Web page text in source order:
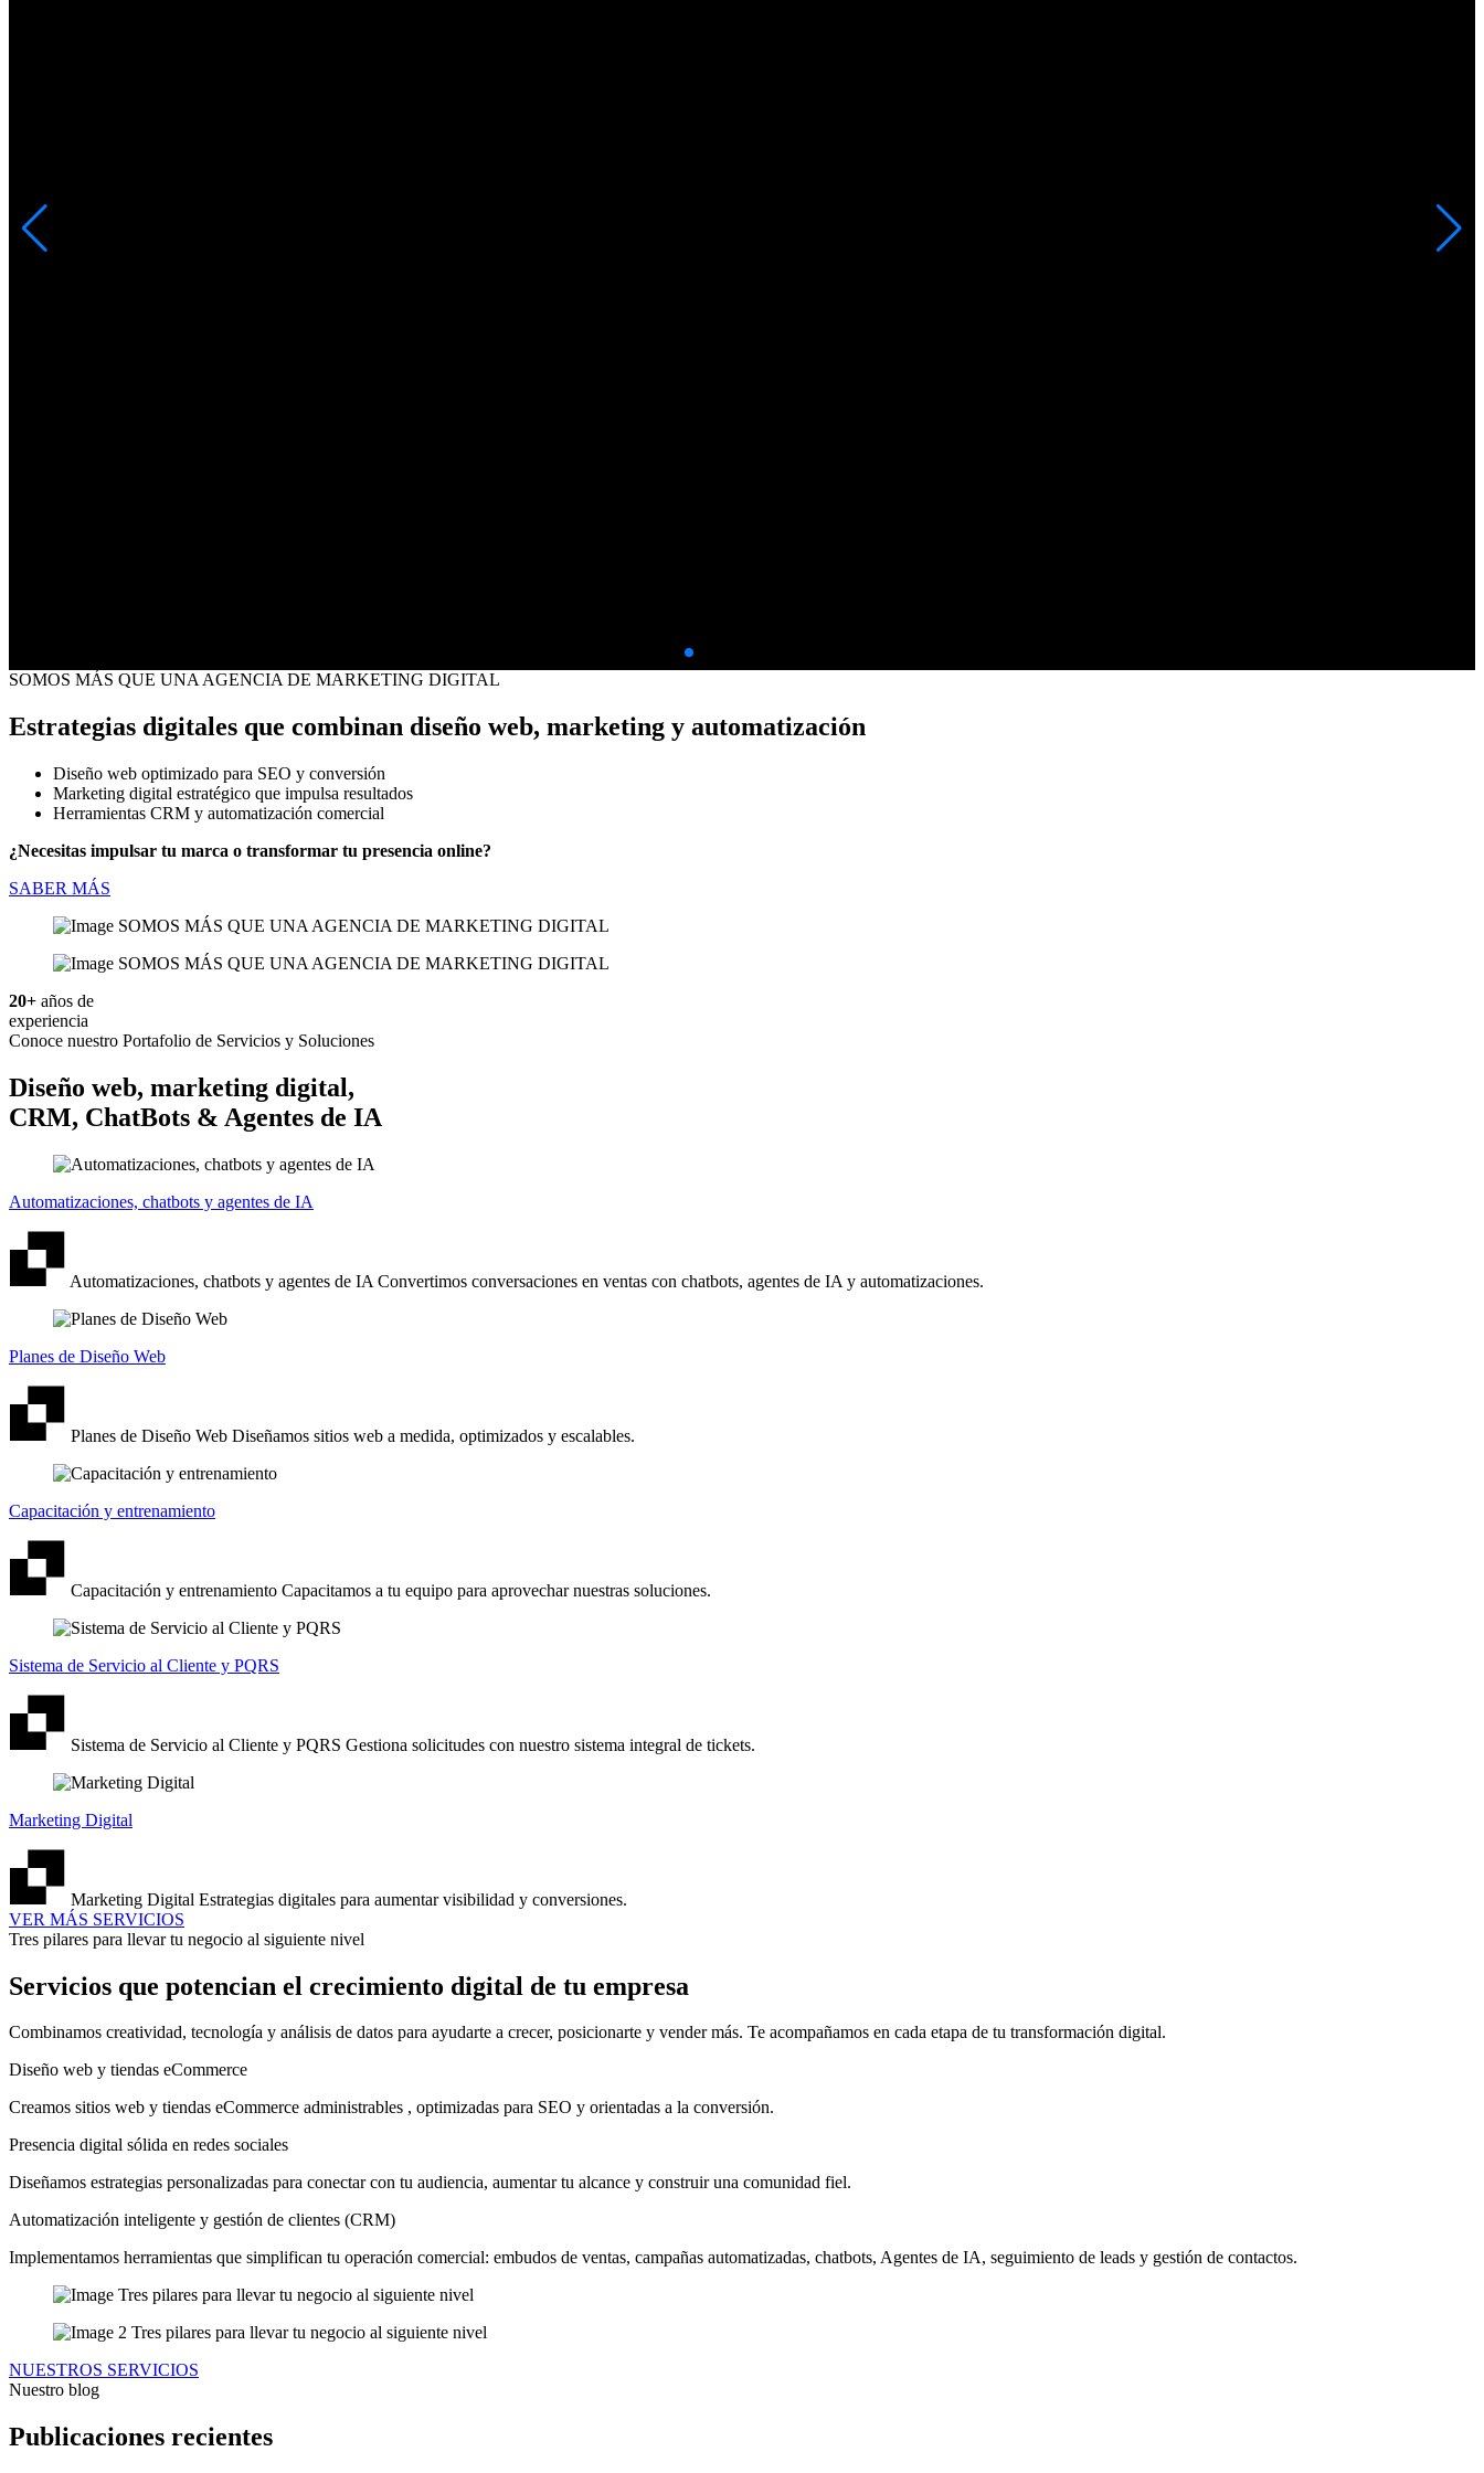
SOMOS MÁS QUE UNA AGENCIA DE MARKETING DIGITAL
Estrategias digitales que combinan diseño web, marketing y automatización
Diseño web optimizado para SEO y conversión
Marketing digital estratégico que impulsa resultados
Herramientas CRM y automatización comercial
¿Necesitas impulsar tu marca o transformar tu presencia online?
SABER MÁS
20+ años de
experiencia
Conoce nuestro Portafolio de Servicios y Soluciones
Diseño web, marketing digital,
CRM, ChatBots & Agentes de IA
Automatizaciones, chatbots y agentes de IA
Automatizaciones, chatbots y agentes de IA Convertimos conversaciones en ventas con chatbots, agentes de IA y automatizaciones.
Planes de Diseño Web
Planes de Diseño Web Diseñamos sitios web a medida, optimizados y escalables.
Capacitación y entrenamiento
Capacitación y entrenamiento Capacitamos a tu equipo para aprovechar nuestras soluciones.
Sistema de Servicio al Cliente y PQRS
Sistema de Servicio al Cliente y PQRS Gestiona solicitudes con nuestro sistema integral de tickets.
Marketing Digital
Marketing Digital Estrategias digitales para aumentar visibilidad y conversiones.
VER MÁS SERVICIOS
Tres pilares para llevar tu negocio al siguiente nivel
Servicios que potencian el crecimiento digital de tu empresa
Combinamos creatividad, tecnología y análisis de datos para ayudarte a crecer, posicionarte y vender más. Te acompañamos en cada etapa de tu transformación digital.
Diseño web y tiendas eCommerce
Creamos sitios web y tiendas eCommerce administrables , optimizadas para SEO y orientadas a la conversión.
Presencia digital sólida en redes sociales
Diseñamos estrategias personalizadas para conectar con tu audiencia, aumentar tu alcance y construir una comunidad fiel.
Automatización inteligente y gestión de clientes (CRM)
Implementamos herramientas que simplifican tu operación comercial: embudos de ventas, campañas automatizadas, chatbots, Agentes de IA, seguimiento de leads y gestión de contactos.
NUESTROS SERVICIOS
Nuestro blog
Publicaciones recientes